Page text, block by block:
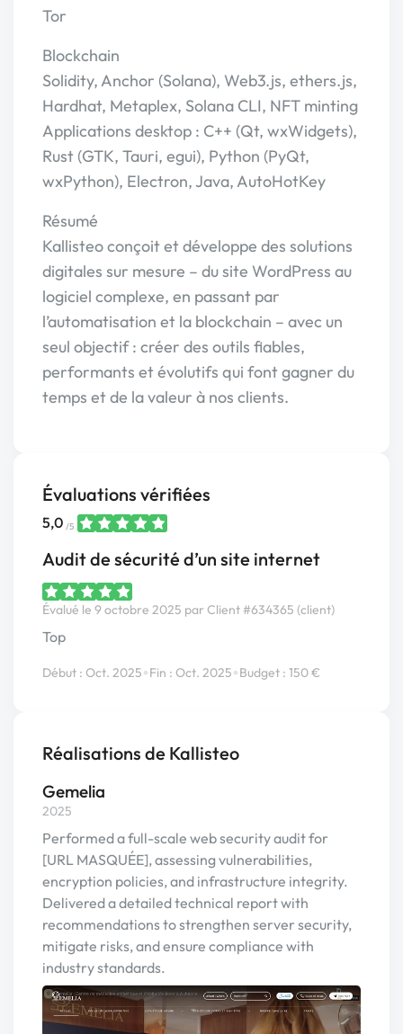
Tor
Blockchain
Solidity, Anchor (Solana), Web3.js, ethers.js,
Hardhat, Metaplex, Solana CLI, NFT minting
Applications desktop : C++ (Qt, wxWidgets),
Rust (GTK, Tauri, egui), Python (PyQt,
wxPython), Electron, Java, AutoHotKey
Résumé
Kallisteo conçoit et développe des solutions
digitales sur mesure – du site WordPress au
logiciel complexe, en passant par
l’automatisation et la blockchain – avec un
seul objectif : créer des outils fiables,
performants et évolutifs qui font gagner du
temps et de la valeur à nos clients.
Évaluations vérifiées
5,0 /5
Audit de sécurité d’un site internet
Évalué le 9 octobre 2025 par Client #634365 (client)
Top
Début : Oct. 2025•Fin : Oct. 2025•Budget : 150 €
Réalisations de Kallisteo
Gemelia
2025
Performed a full-scale web security audit for
[URL MASQUÉE], assessing vulnerabilities,
encryption policies, and infrastructure integrity.
Delivered a detailed technical report with
recommendations to strengthen server security,
mitigate risks, and ensure compliance with
industry standards.